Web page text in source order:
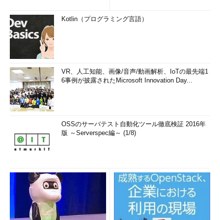
Kotlin（プログラミング言語）
VR、人工知能、画像/音声/動画解析、IoTの最先端1
6事例が披露されたMicrosoft Innovation Day...
OSSのサーバテスト自動化ツール徹底検証 2016年
版 ～Serverspec編～ (1/8)